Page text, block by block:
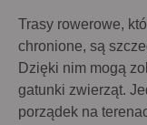
Trasy rowerowe,
chronione, są
Dzięki nim mogą
gatunki zwierząt.
porządek na